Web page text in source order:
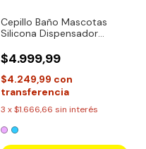
Cepillo Baño Mascotas
Silicona Dispensador
$4.999,99
$4.249,99 con
transferencia
3 x$1.666,66 sin interés